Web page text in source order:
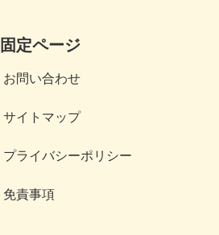
固定ページ
お問い合わせ
サイトマップ
プライバシーポリシー
免責事項